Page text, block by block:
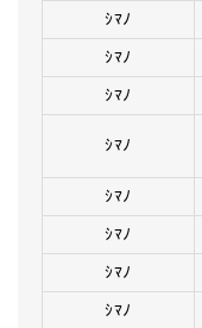
ｼﾏﾉ
ｼﾏﾉ
ｼﾏﾉ
ｼﾏﾉ
ｼﾏﾉ
ｼﾏﾉ
ｼﾏﾉ
ｼﾏﾉ